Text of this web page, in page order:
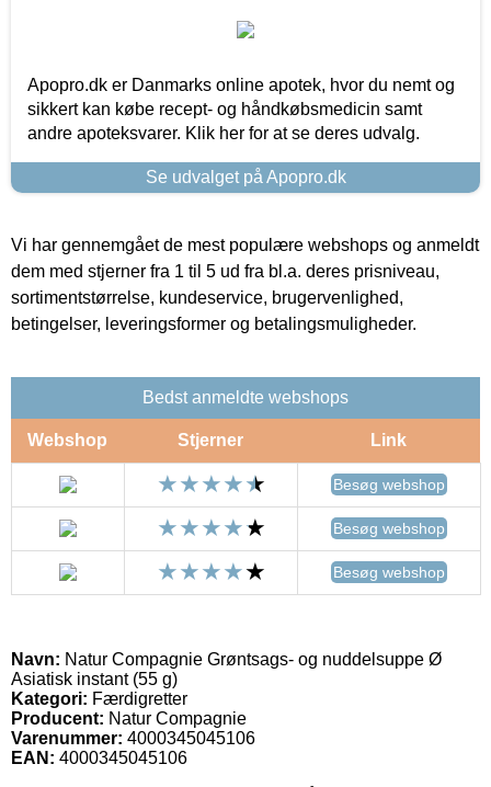
Apopro.dk er Danmarks online apotek, hvor du nemt og
sikkert kan købe recept- og håndkøbsmedicin samt
andre apoteksvarer. Klik her for at se deres udvalg.
Se udvalget på Apopro.dk
Vi har gennemgået de mest populære webshops og anmeldt
dem med stjerner fra 1 til 5 ud fra bl.a. deres prisniveau,
sortimentstørrelse, kundeservice, brugervenlighed,
betingelser, leveringsformer og betalingsmuligheder.
Bedst anmeldte webshops
Webshop Stjerner Link
Besøg webshop
Besøg webshop
Besøg webshop
Navn: Natur Compagnie Grøntsags- og nuddelsuppe Ø
Asiatisk instant (55 g)
Kategori: Færdigretter
Producent: Natur Compagnie
Varenummer: 4000345045106
EAN: 4000345045106